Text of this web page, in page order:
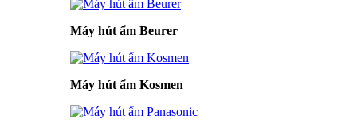
Máy hút ẩm Beurer
Máy hút ẩm Kosmen